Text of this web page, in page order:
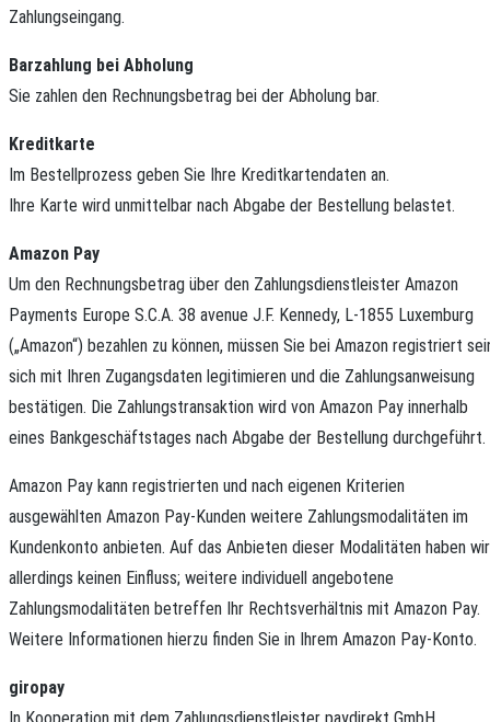
Zahlungseingang.
Barzahlung bei Abholung
Sie zahlen den Rechnungsbetrag bei der Abholung bar.
Kreditkarte
Im Bestellprozess geben Sie Ihre Kreditkartendaten an.
Ihre Karte wird unmittelbar nach Abgabe der Bestellung belastet.
Amazon Pay
Um den Rechnungsbetrag über den Zahlungsdienstleister Amazon
Payments Europe S.C.A. 38 avenue J.F. Kennedy, L-1855 Luxemburg
(„Amazon“) bezahlen zu können, müssen Sie bei Amazon registriert
sich mit Ihren Zugangsdaten legitimieren und die Zahlungsanweisung
bestätigen. Die Zahlungstransaktion wird von Amazon Pay innerhalb
eines Bankgeschäftstages nach Abgabe der Bestellung durchgeführt.
Amazon Pay kann registrierten und nach eigenen Kriterien
ausgewählten Amazon Pay-Kunden weitere Zahlungsmodalitäten im
Kundenkonto anbieten. Auf das Anbieten dieser Modalitäten haben wir
allerdings keinen Einfluss; weitere individuell angebotene
Zahlungsmodalitäten betreffen Ihr Rechtsverhältnis mit Amazon Pay.
Weitere Informationen hierzu finden Sie in Ihrem Amazon Pay-Konto.
giropay